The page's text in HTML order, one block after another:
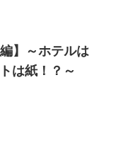
】～ホテルは
は紙！？～